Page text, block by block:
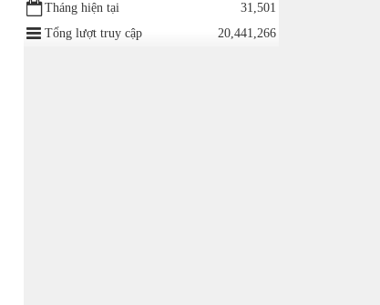
Tháng hiện tại
31,501
Tổng lượt truy cập
20,441,266